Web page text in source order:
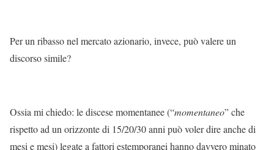
Per un ribasso nel mercato azionario, invece, può valere un
discorso simile?
Ossia mi chiedo: le discese momentanee (“momentaneo” che
rispetto ad un orizzonte di 15/20/30 anni può voler dire anche di
mesi e mesi) legate a fattori estemporanei hanno davvero minato